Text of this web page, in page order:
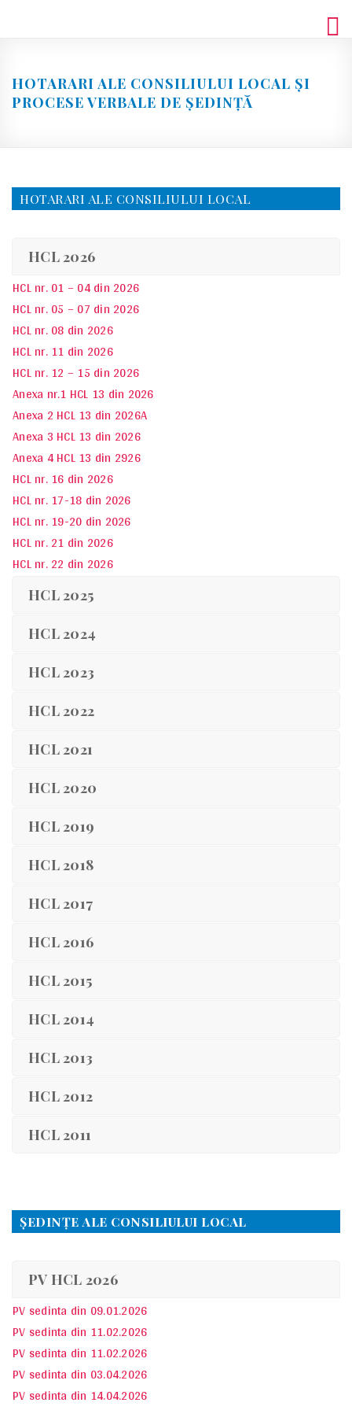
HOTARARI ALE CONSILIULUI LOCAL ȘI
PROCESE VERBALE DE ȘEDINȚĂ
HOTARARI ALE CONSILIULUI LOCAL
HCL 2026
HCL nr. 01 – 04 din 2026
HCL nr. 05 – 07 din 2026
HCL nr. 08 din 2026
HCL nr. 11 din 2026
HCL nr. 12 – 15 din 2026
Anexa nr.1 HCL 13 din 2026
Anexa 2 HCL 13 din 2026A
Anexa 3 HCL 13 din 2026
Anexa 4 HCL 13 din 2926
HCL nr. 16 din 2026
HCL nr. 17-18 din 2026
HCL nr. 19-20 din 2026
HCL nr. 21 din 2026
HCL nr. 22 din 2026
HCL 2025
HCL 2024
HCL 2023
HCL 2022
HCL 2021
HCL 2020
HCL 2019
HCL 2018
HCL 2017
HCL 2016
HCL 2015
HCL 2014
HCL 2013
HCL 2012
HCL 2011
ŞEDINŢE ALE CONSILIULUI LOCAL
PV HCL 2026
PV sedinta din 09.01.2026
PV sedinta din 11.02.2026
PV sedinta din 11.02.2026
PV sedinta din 03.04.2026
PV sedinta din 14.04.2026